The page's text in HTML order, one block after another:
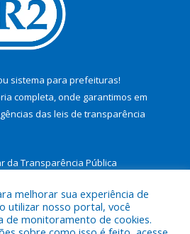
sistema para prefeituras!
completa, onde garantimos em
das leis de transparência
da Transparência Pública
melhorar sua experiência de
utilizar nosso portal, você
de monitoramento de cookies.